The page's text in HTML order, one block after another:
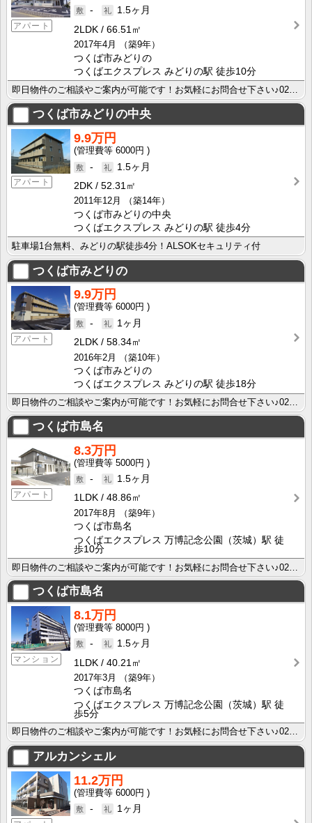
アパート
-
1.5ヶ月
2LDK
66.51㎡
2017年4月
（築9年）
つくば市みどりの
つくばエクスプレス みどりの駅 徒歩10分
つくば市みどりの中央
アパート
9.9万円
6000円
-
1.5ヶ月
2DK
52.31㎡
2011年12月
（築14年）
つくば市みどりの中央
つくばエクスプレス みどりの駅 徒歩4分
駐車場1台無料、みどりの駅徒歩4分！ALSOKセキュリティ付
つくば市みどりの
アパート
9.9万円
6000円
-
1ヶ月
2LDK
58.34㎡
2016年2月
（築10年）
つくば市みどりの
つくばエクスプレス みどりの駅 徒歩18分
つくば市島名
アパート
8.3万円
5000円
-
1.5ヶ月
1LDK
48.86㎡
2017年8月
（築9年）
つくば市島名
つくばエクスプレス 万博記念公園（茨城）駅 徒
歩10分
つくば市島名
マンション
8.1万円
8000円
-
1.5ヶ月
1LDK
40.21㎡
2017年3月
（築9年）
つくば市島名
つくばエクスプレス 万博記念公園（茨城）駅 徒
歩5分
即日物件のご相談やご案内が可能です！お気軽にお問合せ下さい♪029-863-3939
アルカンシェル
11.2万円
6000円
-
1ヶ月